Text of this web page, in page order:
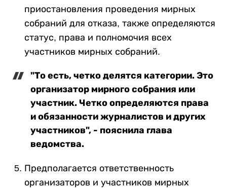
приостановления проведения мирных
собраний для отказа, также определяются
статус, права и полномочия всех
участников мирных собраний.
"То есть, четко делятся категории. Это
организатор мирного собрания или
участник. Четко определяются права
и обязанности журналистов и других
участников", - пояснила глава
ведомства.
Предполагается ответственность
организаторов и участников мирных